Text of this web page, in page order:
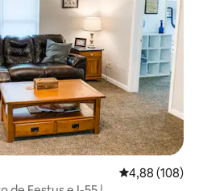
4,88 de uma
4,88 (108)